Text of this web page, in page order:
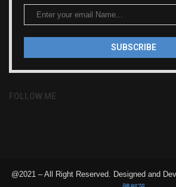
FOLLOW ME
@2021 – All Right Reserved. Designed and